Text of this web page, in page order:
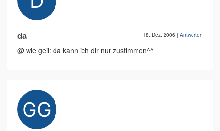
da 18. Dez. 2006 | Antworten
@ wie geil: da kann ich dir nur zustimmen^^